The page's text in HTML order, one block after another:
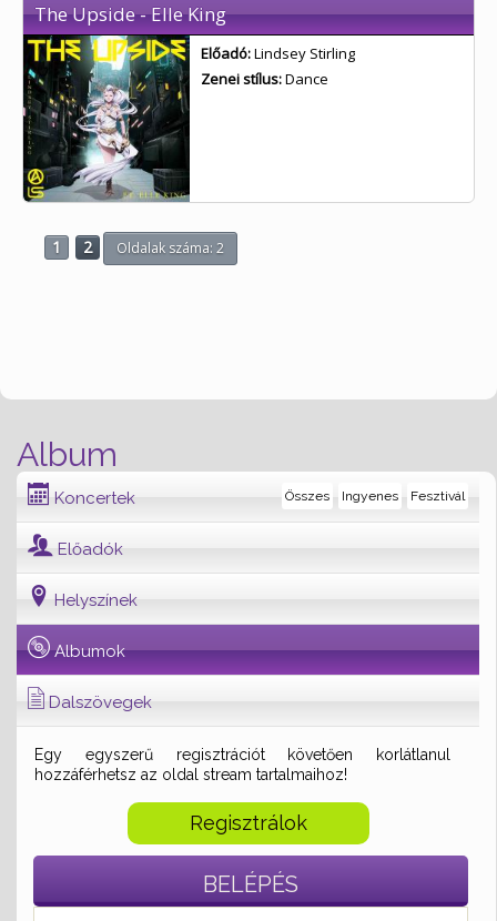
Album
Koncertek Fesztivál
Ingyenes
Összes
Előadók
Helyszínek
Albumok
Dalszövegek
Egy egyszerű regisztrációt követően korlátlanul
hozzáférhetsz az oldal stream tartalmaihoz!
Regisztrálok
BELÉPÉS
The Upside - Elle King
Előadó:Lindsey Stirling
Zenei stílus:Dance
1 2 Oldalak száma: 2